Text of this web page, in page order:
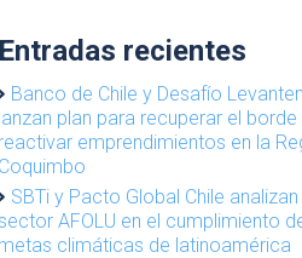
Entradas recientes
Banco de Chile y Desafío
lanzan plan para recuperar el
reactivar emprendimientos en la
Coquimbo
SBTi y Pacto Global Chile
sector AFOLU en el cumplimiento
metas climáticas de latinoamérica